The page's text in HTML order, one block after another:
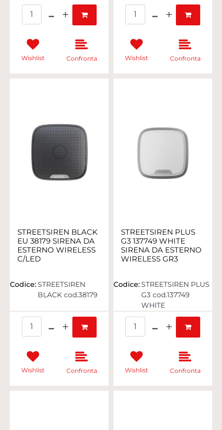
Wishlist Confronta Wishlist Confronta
STREETSIREN BLACK
EU 38179 SIRENA DA
ESTERNO WIRELESS
C/LED
Codice:STREETSIREN
BLACK cod.38179
Wishlist Confronta
STREETSIREN PLUS
G3 137749 WHITE
SIRENA DA ESTERNO
WIRELESS GR3
Codice:STREETSIREN PLUS
G3 cod.137749
WHITE
Wishlist Confronta